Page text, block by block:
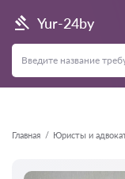
Yur-24by
Главная Юристы и
Назад